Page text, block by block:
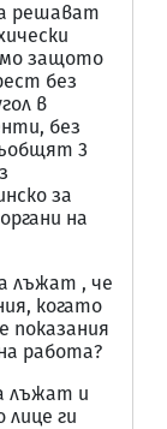
решават
защото
без
в
без
3
за
на
лъжат , че
когато
показания
работа?
лъжат и
ги